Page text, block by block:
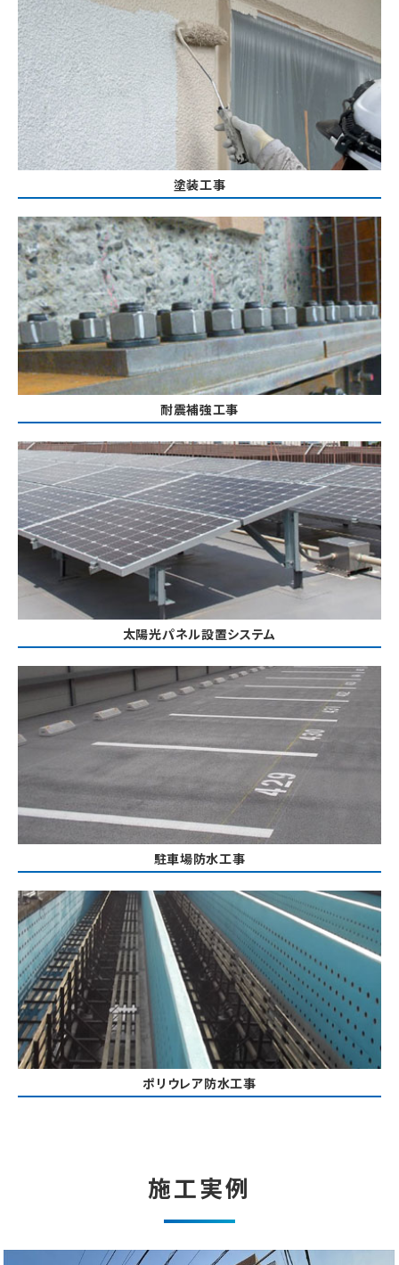
塗装工事
耐震補強工事
太陽光パネル設置システム
駐車場防水工事
ポリウレア防水工事
施工実例